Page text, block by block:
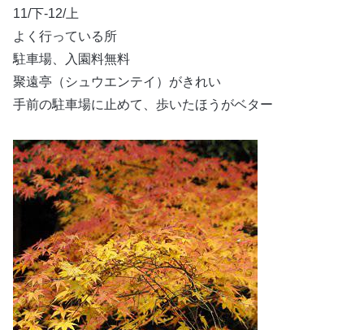
11/下-12/上
よく行っている所
駐車場、入園料無料
聚遠亭（シュウエンテイ）がきれい
手前の駐車場に止めて、歩いたほうがベター